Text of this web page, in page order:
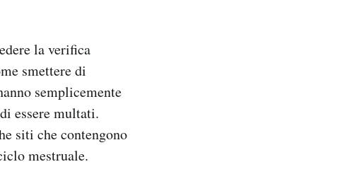
la verifica
smettere di
semplicemente
essere multati.
siti che contengono
mestruale.